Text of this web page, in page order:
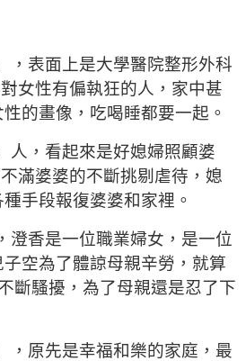
，表面上是大學醫院整形外科
女性有偏執狂的人，家中甚
的畫像，吃喝睡都要一起。
人，看起來是好媳婦照顧婆
滿婆婆的不斷挑剔虐待，媳
手段報復婆婆和家裡。
澄香是一位職業婦女，是一位
空為了體諒母親辛勞，就算
斷騷擾，為了母親還是忍了下
，原先是幸福和樂的家庭，最